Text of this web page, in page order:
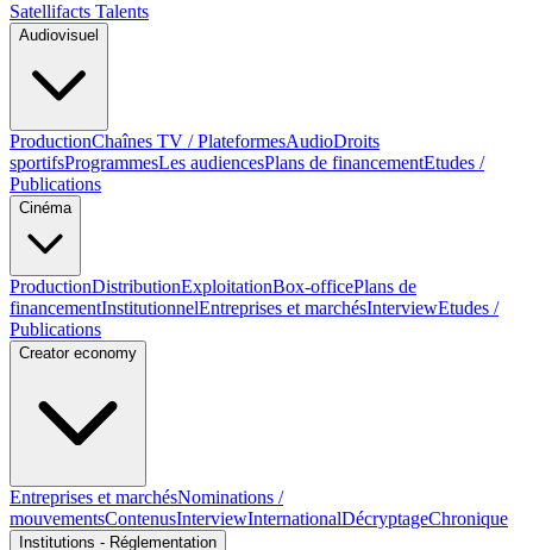
Satellifacts Talents
Audiovisuel
ProductionChaînes TV / PlateformesAudioDroits
sportifsProgrammesLes audiencesPlans de financementEtudes /
Publications
Cinéma
ProductionDistributionExploitationBox-officePlans de
financementInstitutionnelEntreprises et marchésInterviewEtudes /
Publications
Creator economy
Entreprises et marchésNominations /
mouvementsContenusInterviewInternationalDécryptageChronique
Institutions - Réglementation